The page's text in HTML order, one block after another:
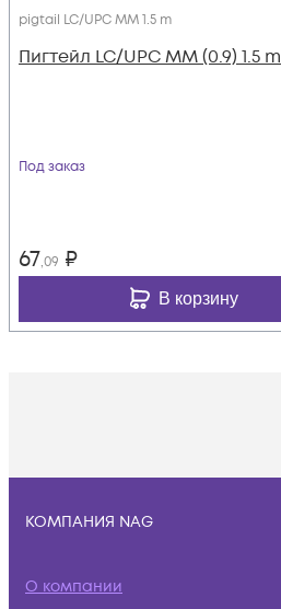
pigtail LC/UPC MM 1.5 m
Пигтейл LC/UPC MM (0.9) 1.5 m
Под заказ
67,09 ₽
В корзину
КОМПАНИЯ NAG
О компании